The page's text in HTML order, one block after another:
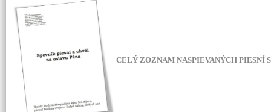
CELÝ ZOZNAM NASPIEVANÝCH PIESNÍ